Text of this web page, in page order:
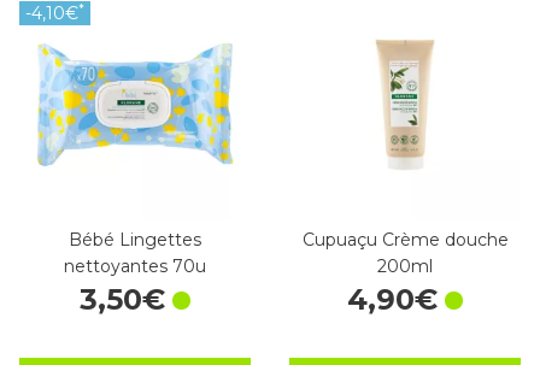
-4,10€*
Bébé Lingettes
nettoyantes 70u
3,50€
Cupuaçu Crème douche
200ml
4,90€